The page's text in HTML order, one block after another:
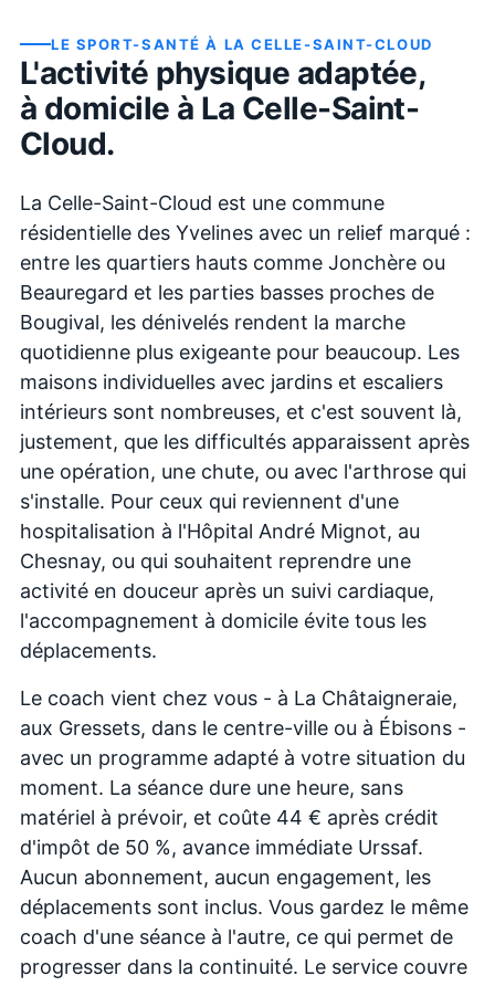
LE SPORT-SANTÉ À LA CELLE-SAINT-CLOUD
L'activité physique adaptée,
à domicile à La Celle-Saint-
Cloud.
La Celle-Saint-Cloud est une commune
résidentielle des Yvelines avec un relief marqué :
entre les quartiers hauts comme Jonchère ou
Beauregard et les parties basses proches de
Bougival, les dénivelés rendent la marche
quotidienne plus exigeante pour beaucoup. Les
maisons individuelles avec jardins et escaliers
intérieurs sont nombreuses, et c'est souvent là,
justement, que les difficultés apparaissent après
une opération, une chute, ou avec l'arthrose qui
s'installe. Pour ceux qui reviennent d'une
hospitalisation à l'Hôpital André Mignot, au
Chesnay, ou qui souhaitent reprendre une
activité en douceur après un suivi cardiaque,
l'accompagnement à domicile évite tous les
déplacements.
Le coach vient chez vous - à La Châtaigneraie,
aux Gressets, dans le centre-ville ou à Ébisons -
avec un programme adapté à votre situation du
moment. La séance dure une heure, sans
matériel à prévoir, et coûte 44 € après crédit
d'impôt de 50 %, avance immédiate Urssaf.
Aucun abonnement, aucun engagement, les
déplacements sont inclus. Vous gardez le même
coach d'une séance à l'autre, ce qui permet de
progresser dans la continuité. Le service couvre